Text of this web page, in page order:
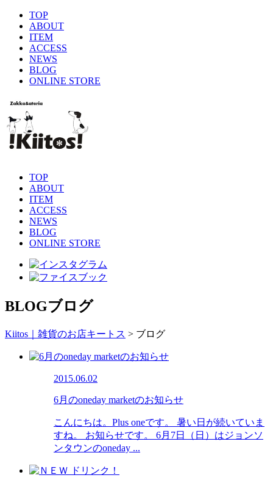
TOP
ABOUT
ITEM
ACCESS
NEWS
BLOG
ONLINE STORE
TOP
ABOUT
ITEM
ACCESS
NEWS
BLOG
ONLINE STORE
BLOGブログ
Kiitos｜雑貨のお店キートス > ブログ
2015.06.02
6月のoneday marketのお知らせ
こんにちは。Plus oneです。 暑い日が続いていま
すね。 お知らせです。 6月7日（日）はジョンソ
ンタウンのoneday ...